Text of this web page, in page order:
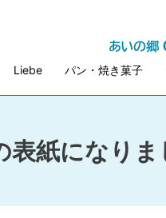
Liebe パン・焼き菓子
表紙になりま